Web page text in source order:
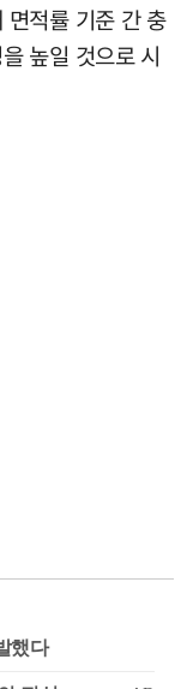
면적률 기준 간 충
높일 것으로 시
했다